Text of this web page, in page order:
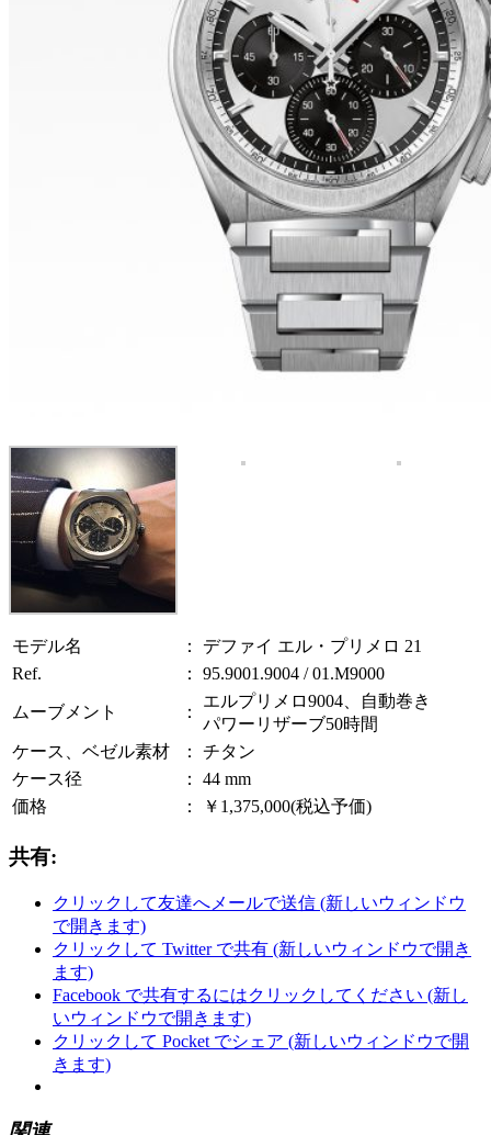
モデル名 ：
デファイ エル・プリメロ 21
Ref.
： 95.9001.9004 / 01.M9000
ムーブメント ：
エルプリメロ9004、自動巻き
パワーリザーブ50時間
ケース、ベゼル素材
：
チタン
ケース径
：
44 mm
価格
： ￥1,375,000(税込予価)
共有:
クリックして友達へメールで送信 (新しいウィンドウ
で開きます)
クリックして Twitter で共有 (新しいウィンドウで開き
ます)
Facebook で共有するにはクリックしてください (新し
いウィンドウで開きます)
クリックして Pocket でシェア (新しいウィンドウで開
きます)